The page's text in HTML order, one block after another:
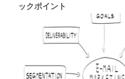
ックポイント